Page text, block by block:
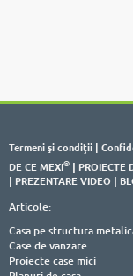
Termeni şi condiţii |
DE CE MEXI® | PROIECTE
| PREZENTARE VIDEO |
Articole:
Casa pe structura
Case de vanzare
Proiecte case mici